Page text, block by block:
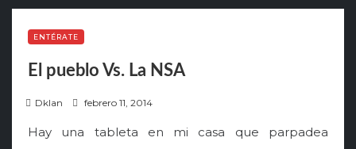
ENTÉRATE
El pueblo Vs. La NSA
Dklan
s
febrero 11, 2014
Hay una tableta en mi casa que parpadea